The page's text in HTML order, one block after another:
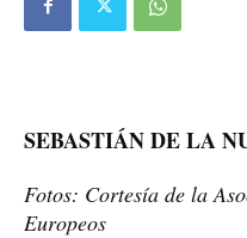
SEBASTIÁN DE LA
Fotos: Cortesía de la
Europeos